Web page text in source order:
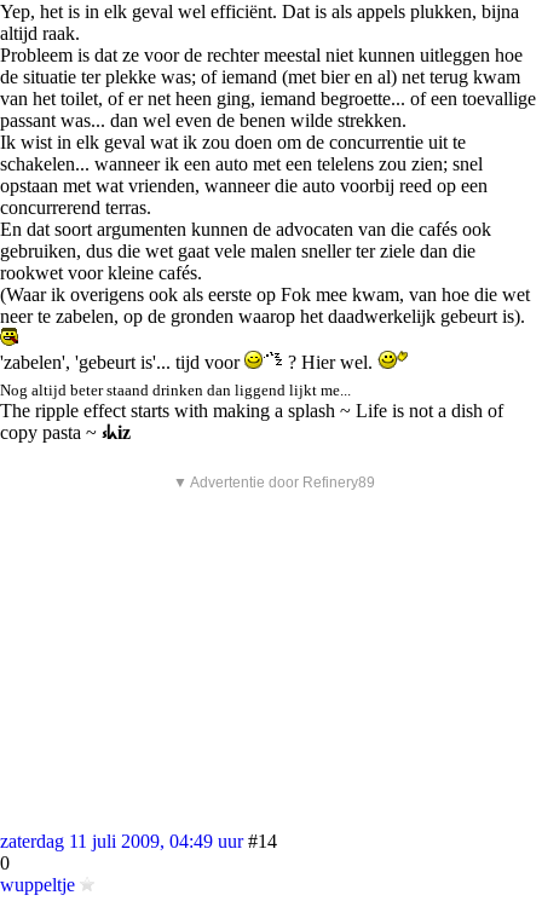
Yep, het is in elk geval wel efficiënt. Dat is als appels plukken, bijna
altijd raak.
Probleem is dat ze voor de rechter meestal niet kunnen uitleggen hoe
de situatie ter plekke was; of iemand (met bier en al) net terug kwam
van het toilet, of er net heen ging, iemand begroette... of een toevallige
passant was... dan wel even de benen wilde strekken.
Ik wist in elk geval wat ik zou doen om de concurrentie uit te
schakelen... wanneer ik een auto met een telelens zou zien; snel
opstaan met wat vrienden, wanneer die auto voorbij reed op een
concurrerend terras.
En dat soort argumenten kunnen de advocaten van die cafés ook
gebruiken, dus die wet gaat vele malen sneller ter ziele dan die
rookwet voor kleine cafés.
(Waar ik overigens ook als eerste op Fok mee kwam, van hoe die wet
neer te zabelen, op de gronden waarop het daadwerkelijk gebeurt is).
'zabelen', 'gebeurt is'... tijd voor ? Hier wel.
Nog altijd beter staand drinken dan liggend lijkt me...
The ripple effect starts with making a splash ~ Life is not a dish of
copy pasta ~ ⳽ᖾiz
▼ Advertentie door Refinery89
zaterdag 11 juli 2009, 04:49 uur #14
0
wuppeltje